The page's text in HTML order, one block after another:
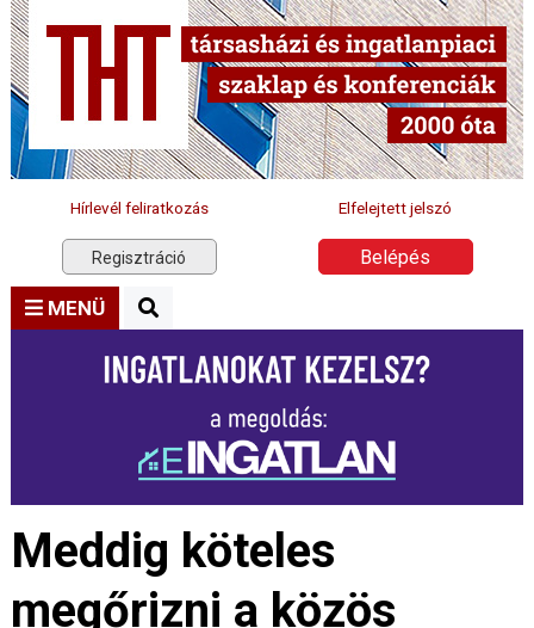
Hírlevél feliratkozás Elfelejtett jelszó
Regisztráció Belépés
MENÜ
Meddig köteles
megőrizni a közös